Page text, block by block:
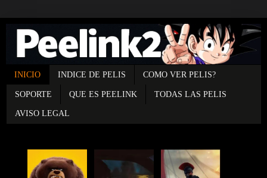
INICIO INDICE DE PELIS COMO VER PELIS?
SOPORTE QUE ES PEELINK TODAS LAS PELIS
AVISO LEGAL